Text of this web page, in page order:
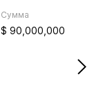
Сумма
$ 90,000,000